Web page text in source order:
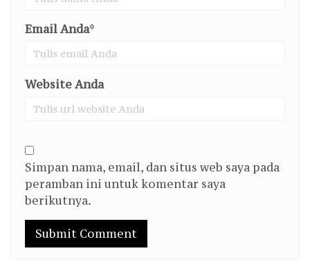
Email Anda*
Website Anda
Simpan nama, email, dan situs web saya pada
peramban ini untuk komentar saya
berikutnya.